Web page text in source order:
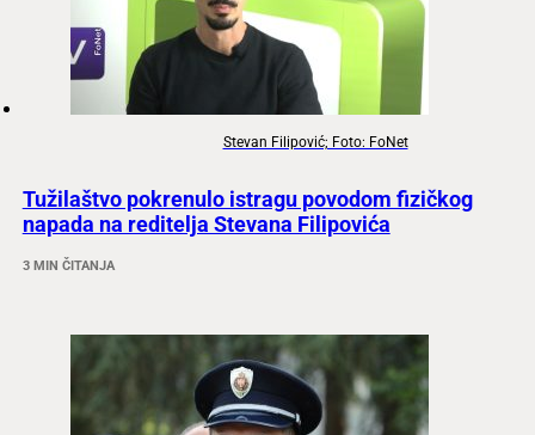
Stevan Filipović; Foto: FoNet
Tužilaštvo pokrenulo istragu povodom fizičkog
napada na reditelja Stevana Filipovića
3 MIN ČITANJA